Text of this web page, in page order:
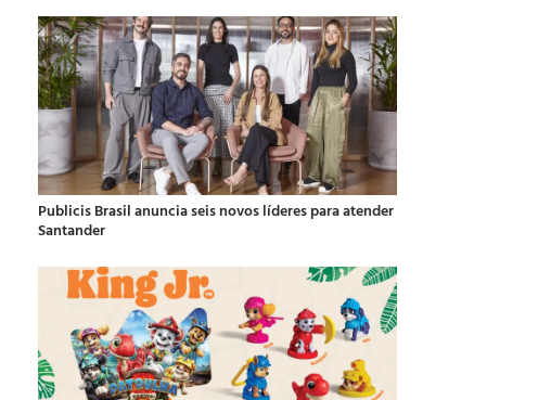
Publicis Brasil anuncia seis novos líderes para atender
Santander